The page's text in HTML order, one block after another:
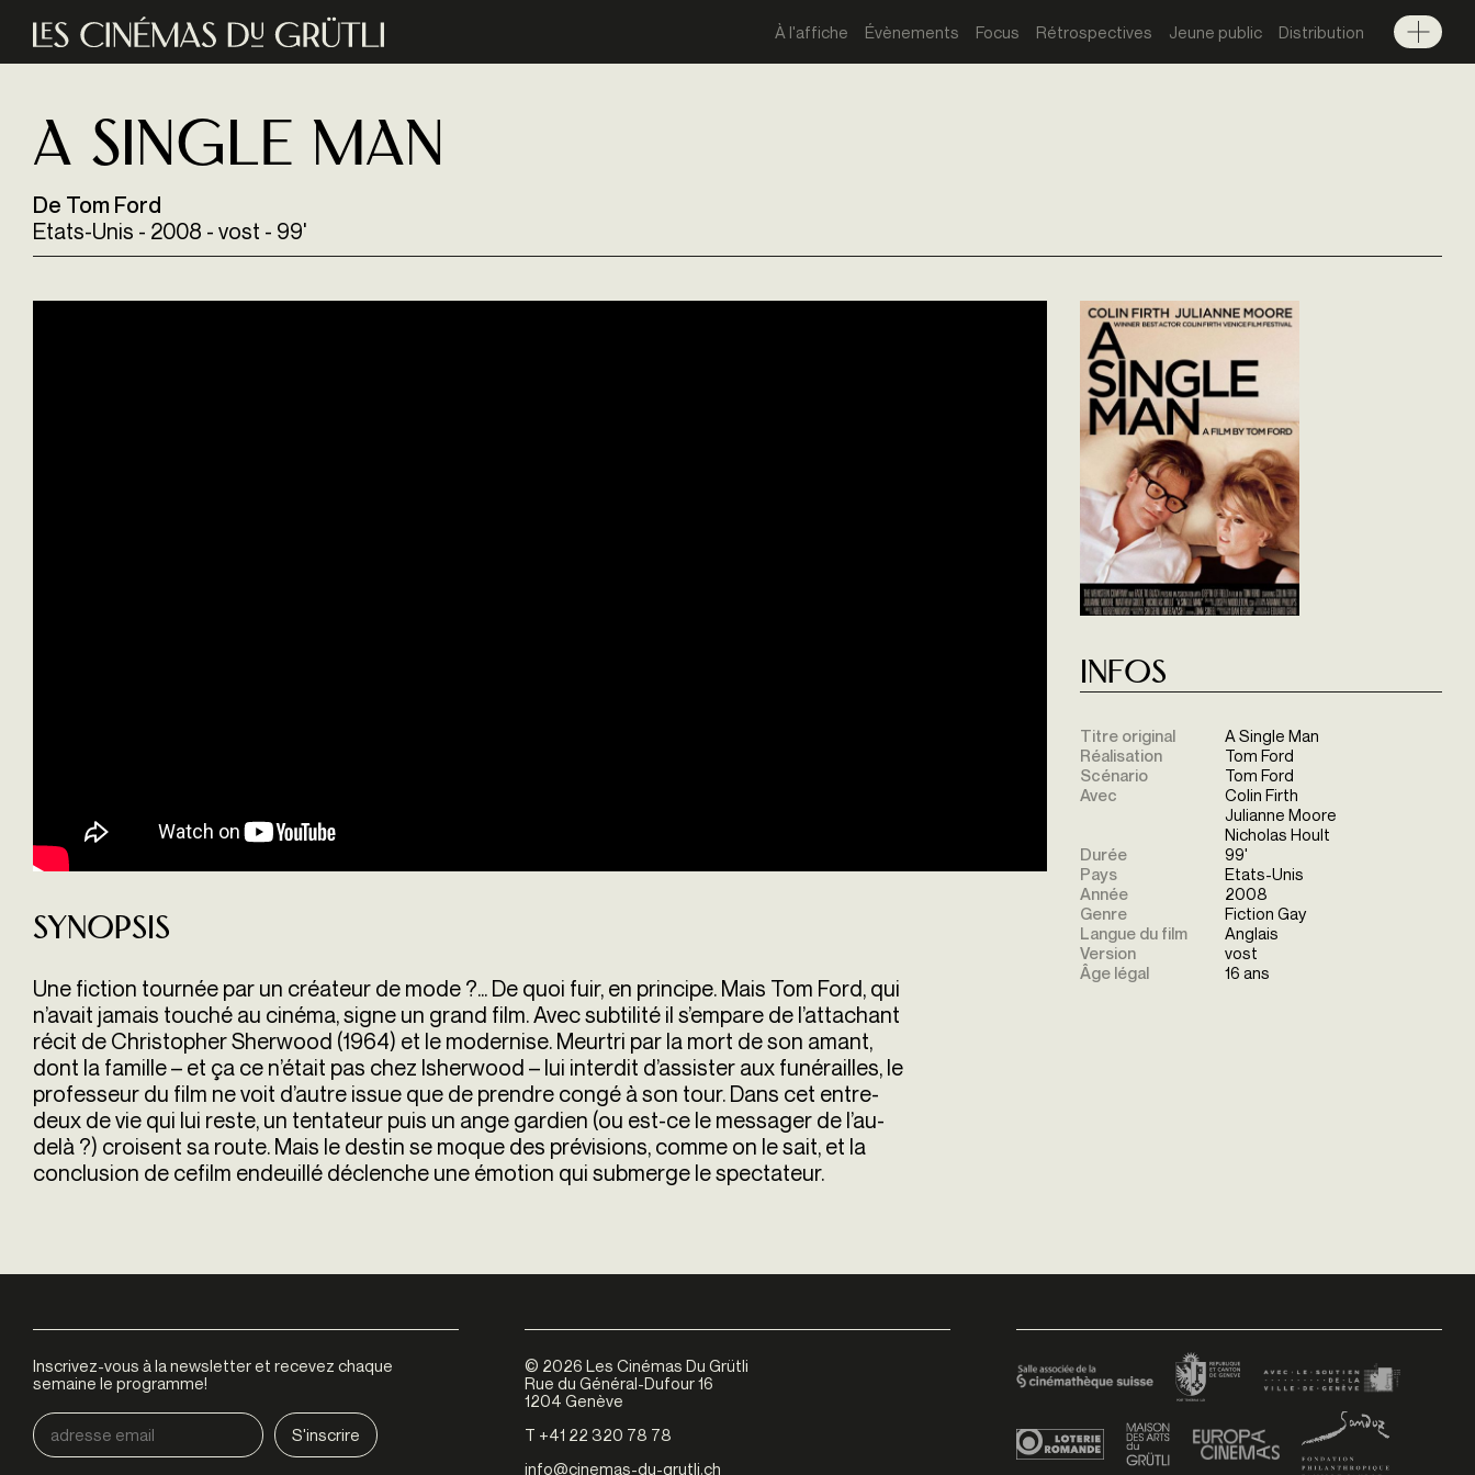
Aller au contenu principal
À l'affiche Évènements Focus Rétrospectives Jeune public Distribution
Menu
A Single Man
De Tom Ford
Etats-Unis - 2008 - vost - 99'
Synopsis
Une fiction tournée par un créateur de mode ?... De quoi fuir, en principe. Mais Tom Ford, qui
n’avait jamais touché au cinéma, signe un grand film. Avec subtilité il s’empare de l’attachant
récit de Christopher Sherwood (1964) et le modernise. Meurtri par la mort de son amant,
dont la famille – et ça ce n’était pas chez Isherwood – lui interdit d’assister aux funérailles, le
professeur du film ne voit d’autre issue que de prendre congé à son tour. Dans cet entre-
deux de vie qui lui reste, un tentateur puis un ange gardien (ou est-ce le messager de l’au-
delà ?) croisent sa route. Mais le destin se moque des prévisions, comme on le sait, et la
conclusion de cefilm endeuillé déclenche une émotion qui submerge le spectateur.
Infos
Titre original
A Single Man
Réalisation
Tom Ford
Scénario
Tom Ford
Avec
Colin Firth
Julianne Moore
Nicholas Hoult
Durée
99'
Pays
Etats-Unis
Année
2008
Genre
Fiction Gay
Langue du film
Anglais
Version
vost
Âge légal
16 ans
Inscrivez-vous à la newsletter et recevez chaque
semaine le programme!
© 2026 Les Cinémas Du Grütli
Rue du Général-Dufour 16
1204 Genève
T +41 22 320 78 78
info@cinemas-du-grutli.ch